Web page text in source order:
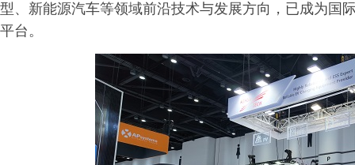
型、新能源汽车等领域前沿技术与发展方向，已成为国
平台。